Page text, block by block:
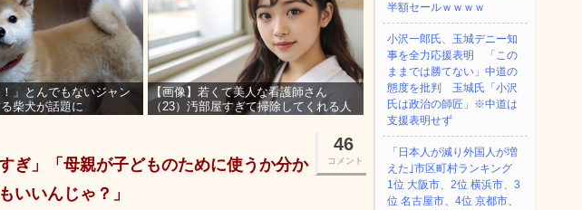
」とんでもないジャン
柴犬が話題に
【画像】若くて美人な看護師さん
（23）汚部屋すぎて掃除してくれる人
46
コメント
ぎ」「母親が子どものために使うか分か
いいんじゃ？」
半額セールｗｗｗｗ
小沢一郎氏、玉城デニー知
事を全力応援表明 「この
ままでは勝てない」中道の
態度を批判 玉城氏「小沢
氏は政治の師匠」※中道は
支援表明せず
「日本人が減り外国人が増
えた｣市区町村ランキング
1位 大阪市、2位 横浜市、3
位 名古屋市、4位 京都市、